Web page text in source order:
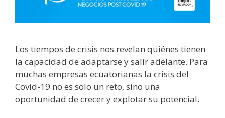
Los tiempos de crisis nos revelan quiénes tienen
la capacidad de adaptarse y salir adelante. Para
muchas empresas ecuatorianas la crisis del
Covid-19 no es solo un reto, sino una
oportunidad de crecer y explotar su potencial.